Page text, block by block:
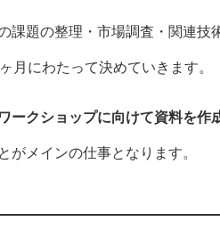
課題の整理・市場調査・関連技
月にわたって決めていきます。
ークショップに向けて資料を作
がメインの仕事となります。